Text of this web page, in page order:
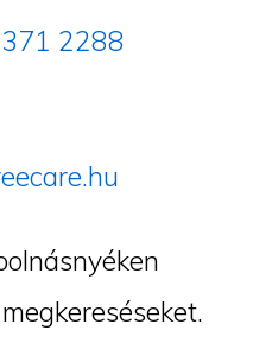
2288